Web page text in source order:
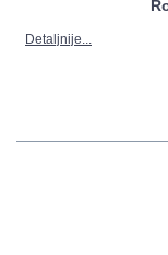
Detaljnije...